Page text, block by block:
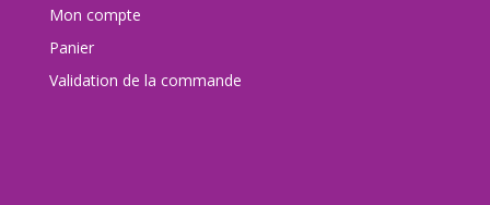
Mon compte
Panier
Validation de la commande